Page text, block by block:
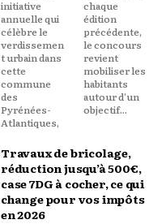
initiative
annuelle qui
célèbre le
verdissemen
t urbain dans
cette
commune
des
Pyrénées-
Atlantiques,
chaque
édition
précédente,
le concours
revient
mobiliser les
habitants
autour d'un
objectif...
Travaux de bricolage,
réduction jusqu’à 500€,
case 7DG à cocher, ce qui
change pour vos impôts
en 2026